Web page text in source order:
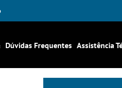
Dúvidas Frequentes Assistência